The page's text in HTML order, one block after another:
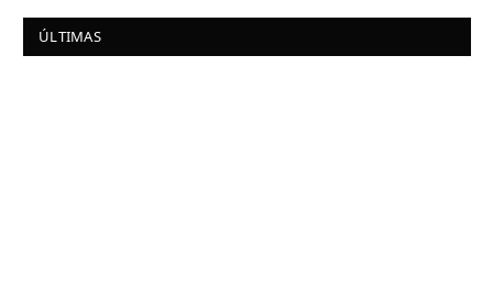
ÚLTIMAS